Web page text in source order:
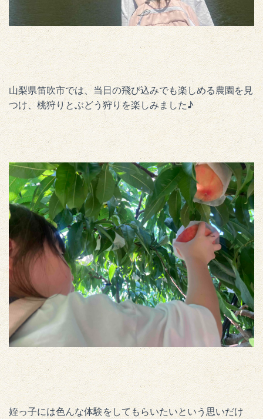
山梨県笛吹市では、当日の飛び込みでも楽しめる農園を見
つけ、桃狩りとぶどう狩りを楽しみました♪
姪っ子には色んな体験をしてもらいたいという思いだけ